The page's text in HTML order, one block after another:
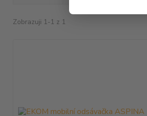
Zobrazuji 1-1 z 1